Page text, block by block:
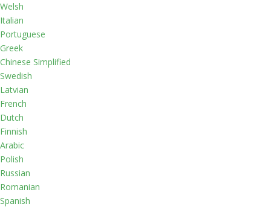
Welsh
Italian
Portuguese
Greek
Chinese Simplified
Swedish
Latvian
French
Dutch
Finnish
Arabic
Polish
Russian
Romanian
Spanish